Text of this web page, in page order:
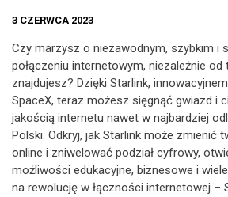
3 CZERWCA 2023
Czy marzysz o niezawodnym, szybkim i
połączeniu internetowym, niezależnie od
znajdujesz? Dzięki Starlink,
SpaceX, teraz możesz sięgnąć gwiazd i
jakością internetu nawet w najbardziej
Polski. Odkryj, jak Starlink może zmienić
online i zniwelować podział cyfrowy,
możliwości edukacyjne, biznesowe i
na rewolucję w łączności internetowej –